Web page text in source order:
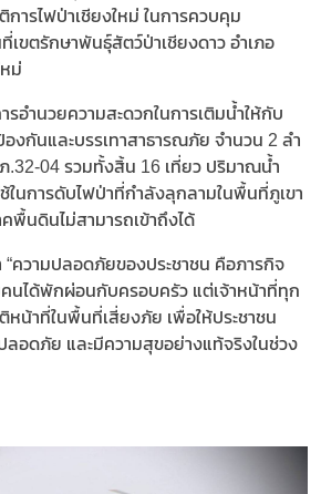
ารไฟป่าเชียงใหม่ ในการควบคุม
ขตรักษาพันธุ์สัตว์ป่าเชียงดาว อำเภอ
ม่
รอำนวยความสะดวกในการเติมน้ำให้กับ
งกันและบรรเทาสาธารณภัย จำนวน 2 ลำ
.32-04 รวมทั้งสิ้น 16 เที่ยว ปริมาณน้ำ
ในการดับไฟป่าที่กำลังลุกลามในพื้นที่ภูเขา
พื้นดินไม่สามารถเข้าถึงได้
ความปลอดภัยของประชาชน คือภารกิจ
นได้พักผ่อนกับครอบครัว แต่เจ้าหน้าที่ทุก
น้าที่ในพื้นที่เสี่ยงภัย เพื่อให้ประชาชน
ลอดภัย และมีความสุขอย่างแท้จริงในช่วง